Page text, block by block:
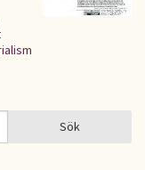
Sök